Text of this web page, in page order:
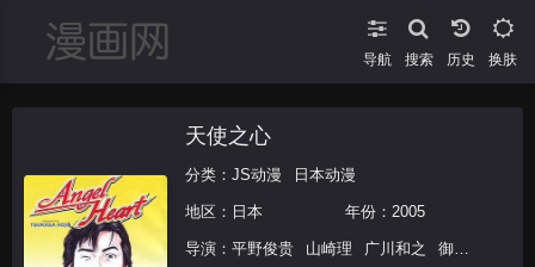
导航 搜索 换肤
天使之心
分类： JS动漫 日本动漫
地区： 日本 年份： 2005
导演： 平野俊贵 山崎理 广川和之 御厨恭辅